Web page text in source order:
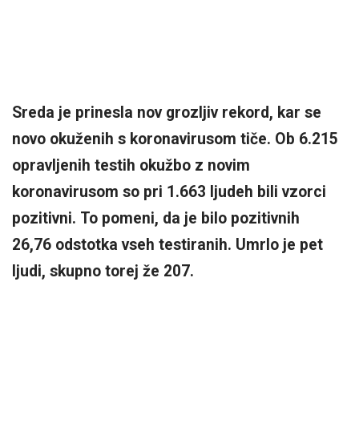
Sreda je prinesla nov grozljiv rekord, kar se
novo okuženih s koronavirusom tiče. Ob 6.215
opravljenih testih okužbo z novim
koronavirusom so pri 1.663 ljudeh bili vzorci
pozitivni. To pomeni, da je bilo pozitivnih
26,76 odstotka vseh testiranih. Umrlo je pet
ljudi, skupno torej že 207.